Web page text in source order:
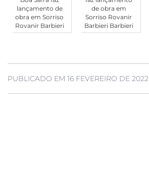
lançamento de
obra em Sorriso
Rovanir Barbieri
de obra em
Sorriso Rovanir
Barbieri Barbieri
PUBLICADO EM 16 FEVEREIRO DE 2022